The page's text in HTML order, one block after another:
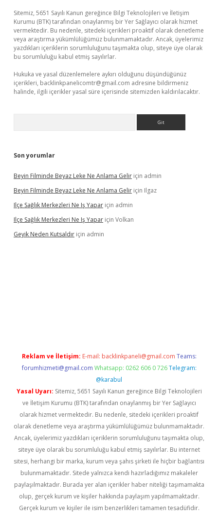
Sitemiz, 5651 Sayılı Kanun gereğince Bilgi Teknolojileri ve İletişim
Kurumu (BTK) tarafından onaylanmış bir Yer Sağlayıcı olarak hizmet
vermektedir. Bu nedenle, sitedeki içerikleri proaktif olarak denetleme
veya araştırma yükümlülüğümüz bulunmamaktadır. Ancak, üyelerimiz
yazdıkları içeriklerin sorumluluğunu taşımakta olup, siteye üye olarak
bu sorumluluğu kabul etmiş sayılırlar.
Hukuka ve yasal düzenlemelere aykırı olduğunu düşündüğünüz
içerikleri, backlinkpanelicomtr@gmail.com adresine bildirmeniz
halinde, ilgili içerikler yasal süre içerisinde sitemizden kaldırılacaktır.
Son yorumlar
Beyin Filminde Beyaz Leke Ne Anlama Gelir için admin
Beyin Filminde Beyaz Leke Ne Anlama Gelir için Ilgaz
Ilçe Sağlık Merkezleri Ne Iş Yapar için admin
Ilçe Sağlık Merkezleri Ne Iş Yapar için Volkan
Geyik Neden Kutsaldır için admin
Reklam ve İletişim: E-mail: backlinkpaneli@gmail.com Teams:
forumhizmeti@gmail.com Whatsapp: 0262 606 0 726 Telegram:
@karabul
Yasal Uyarı: Sitemiz, 5651 Sayılı Kanun gereğince Bilgi Teknolojileri
ve İletişim Kurumu (BTK) tarafından onaylanmış bir Yer Sağlayıcı
olarak hizmet vermektedir. Bu nedenle, sitedeki içerikleri proaktif
olarak denetleme veya araştırma yükümlülüğümüz bulunmamaktadır.
Ancak, üyelerimiz yazdıkları içeriklerin sorumluluğunu taşımakta olup,
siteye üye olarak bu sorumluluğu kabul etmiş sayılırlar. Bu internet
sitesi, herhangi bir marka, kurum veya şahıs şirketi ile hiçbir bağlantısı
bulunmamaktadır. Sitede yalnızca kendi hazırladığımız makaleler
paylaşılmaktadır. Burada yer alan içerikler haber niteliği taşımamakta
olup, gerçek kurum ve kişiler hakkında paylaşım yapılmamaktadır.
Gerçek kurum ve kişiler ile isim benzerlikleri tamamen tesadüfidir.